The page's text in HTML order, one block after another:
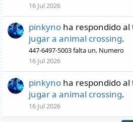
16 Jul 2026
pinkyno ha respondido al
jugar a animal crossing.
447-6497-5003 falta un. Numero
16 Jul 2026
pinkyno ha respondido al
jugar a animal crossing.
16 Jul 2026